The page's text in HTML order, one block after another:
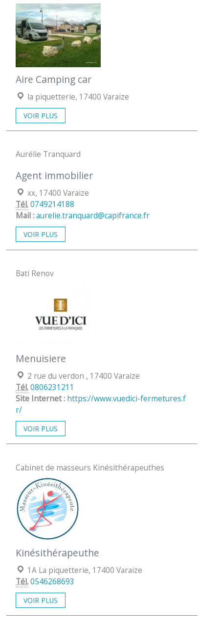
Aire Camping car
Localisation :
la piquetterie, 17400 Varaize
VOIR PLUS
Aurélie Tranquard
Agent immobilier
Localisation :
xx, 17400 Varaize
Tél.0749214188
Mail :aurelie.tranquard@capifrance.fr
VOIR PLUS
Bati Renov
Menuisiere
Localisation :
2 rue du verdon , 17400 Varaize
Tél.0806231211
Site Internet : https://www.vuedici-fermetures.f
r/
VOIR PLUS
Cabinet de masseurs Kinésithérapeuthes
Kinésithérapeuthe
Localisation :
1A La piquetterie, 17400 Varaize
Tél.0546268693
VOIR PLUS